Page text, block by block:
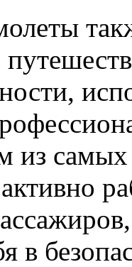
из самых
в